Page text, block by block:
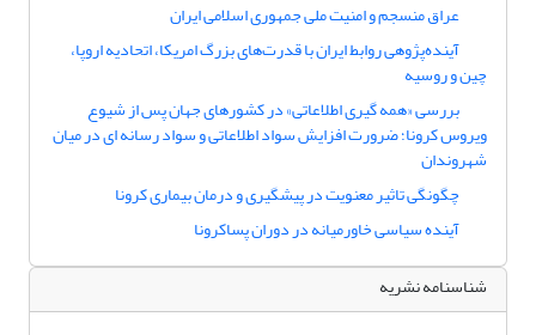
عراق منسجم و امنیت ملی جمهوری اسلامی ایران
آینده‌پژوهی روابط ایران با قدرت‌های بزرگ امریکا، اتحادیه اروپا،
چین و روسیه
بررسی «همه گیری اطلاعاتی» در کشورهای جهان پس از شیوع
ویروس کرونا؛ ضرورت افزایش سواد اطلاعاتی و سواد رسانه ای در میان
شهروندان
چگونگی تاثیر معنویت در پیشگیری و درمان بیماری کرونا
آینده سیاسی خاورمیانه در دوران پساکرونا
شناسنامه نشریه